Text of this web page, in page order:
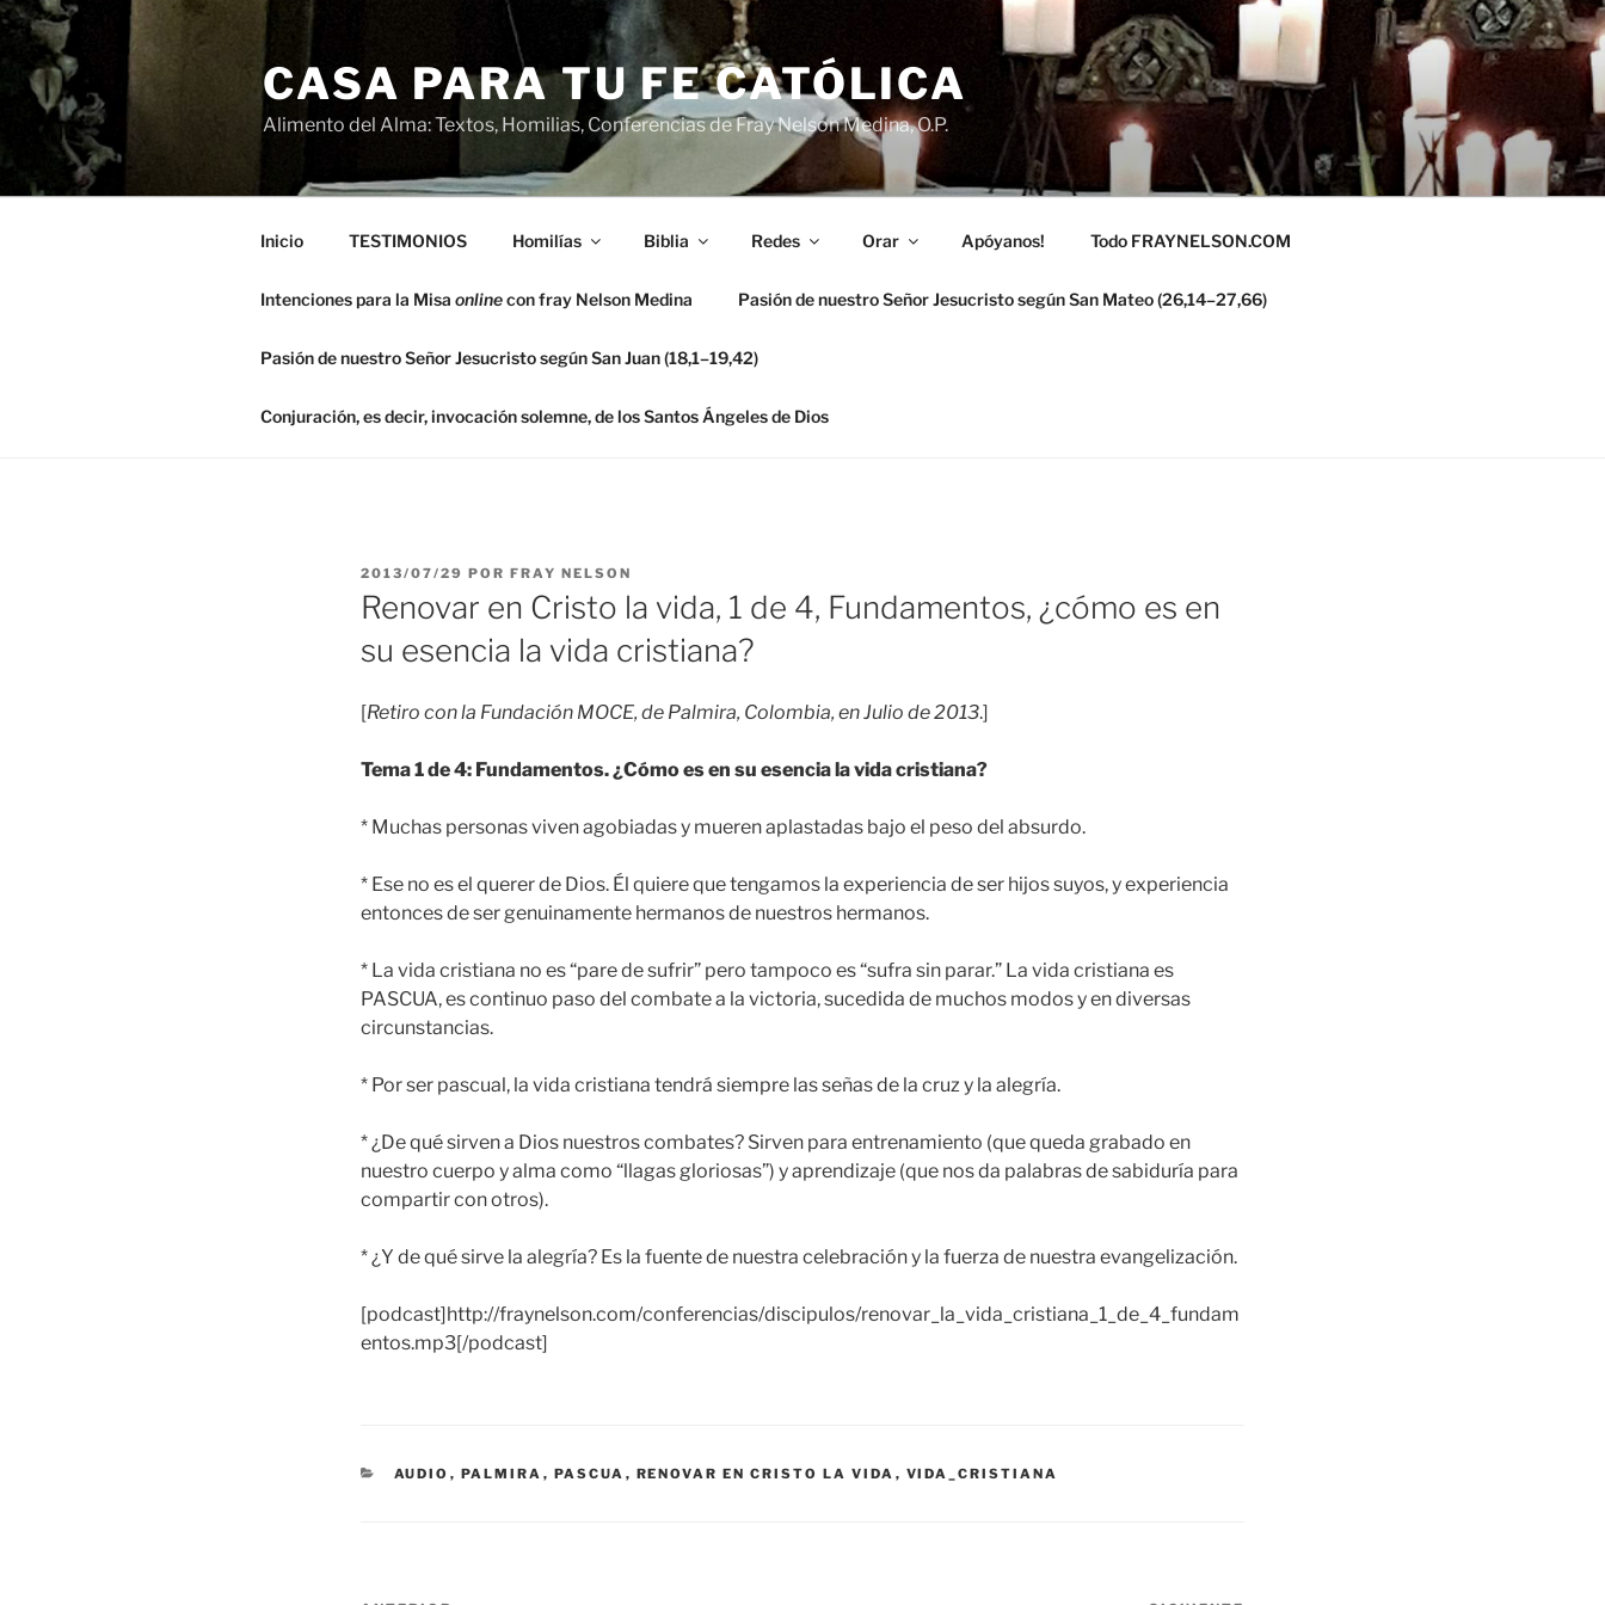
Saltar
contenido
CASA PARA TU FE CATÓLICA
Alimento del Alma: Textos, Homilias, Conferencias de Fray Nelson Medina, O.P.
Inicio TESTIMONIOS Homilías Biblia Redes Orar Apóyanos! Todo FRAYNELSON.COM
Intenciones para la Misa onlinecon fray Nelson Medina Pasión de nuestro Señor Jesucristo según San Mateo (26,14–27,66)
Pasión de nuestro Señor Jesucristo según San Juan (18,1–19,42)
Conjuración, es decir, invocación solemne, de los Santos Ángeles de Dios
PUBLICADO
EL
2013/07/29 POR FRAY NELSON
Renovar en Cristo la vida, 1 de 4, Fundamentos, ¿cómo es en
su esencia la vida cristiana?
[Retiro con la Fundación MOCE, de Palmira, Colombia, en Julio de 2013.]
Tema 1 de 4: Fundamentos. ¿Cómo es en su esencia la vida cristiana?
* Muchas personas viven agobiadas y mueren aplastadas bajo el peso del absurdo.
* Ese no es el querer de Dios. Él quiere que tengamos la experiencia de ser hijos suyos, y experiencia
entonces de ser genuinamente hermanos de nuestros hermanos.
* La vida cristiana no es “pare de sufrir” pero tampoco es “sufra sin parar.” La vida cristiana es
PASCUA, es continuo paso del combate a la victoria, sucedida de muchos modos y en diversas
circunstancias.
* Por ser pascual, la vida cristiana tendrá siempre las señas de la cruz y la alegría.
* ¿De qué sirven a Dios nuestros combates? Sirven para entrenamiento (que queda grabado en
nuestro cuerpo y alma como “llagas gloriosas”) y aprendizaje (que nos da palabras de sabiduría para
compartir con otros).
* ¿Y de qué sirve la alegría? Es la fuente de nuestra celebración y la fuerza de nuestra evangelización.
[podcast]http://fraynelson.com/conferencias/discipulos/renovar_la_vida_cristiana_1_de_4_fundam
entos.mp3[/podcast]
CATEGORÍAS
AUDIO , PALMIRA , PASCUA , RENOVAR EN CRISTO LA VIDA , VIDA_CRISTIANA